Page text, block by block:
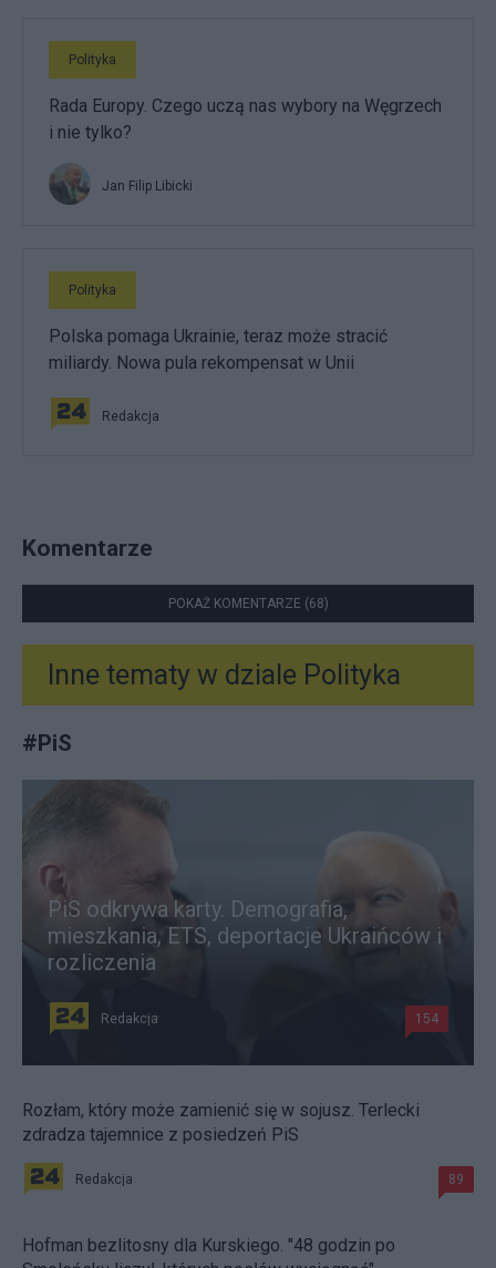
Polityka
Rada Europy. Czego uczą nas wybory na Węgrzech
i nie tylko?
Jan Filip Libicki
Polityka
Polska pomaga Ukrainie, teraz może stracić
miliardy. Nowa pula rekompensat w Unii
Redakcja
Komentarze
POKAŻ KOMENTARZE (68)
Inne tematy w dziale Polityka
#PiS
PiS odkrywa karty. Demografia,
mieszkania, ETS, deportacje Ukraińców i
rozliczenia
Redakcja 154
Rozłam, który może zamienić się w sojusz. Terlecki
zdradza tajemnice z posiedzeń PiS
Redakcja 89
Hofman bezlitosny dla Kurskiego. "48 godzin po